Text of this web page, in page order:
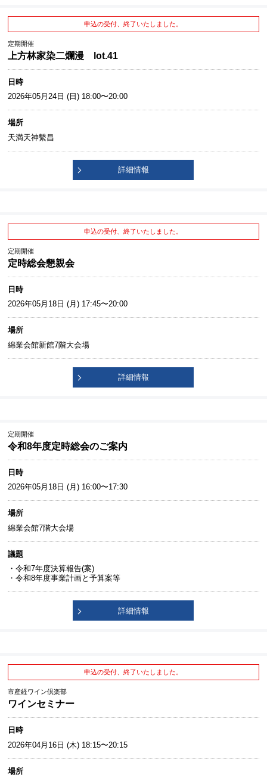
申込の受付、終了いたしました。
定期開催
上方林家染二爛漫 lot.41
日時
2026年05月24日 (日) 18:00〜20:00
場所
天満天神繫昌
詳細情報
申込の受付、終了いたしました。
定期開催
定時総会懇親会
日時
2026年05月18日 (月) 17:45〜20:00
場所
綿業会館新館7階大会場
詳細情報
定期開催
令和8年度定時総会のご案内
日時
2026年05月18日 (月) 16:00〜17:30
場所
綿業会館7階大会場
議題
・令和7年度決算報告(案)
・令和8年度事業計画と予算案等
詳細情報
申込の受付、終了いたしました。
市産経ワイン倶楽部
ワインセミナー
日時
2026年04月16日 (木) 18:15〜20:15
場所